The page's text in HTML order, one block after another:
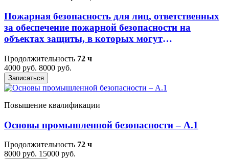
Пожарная безопасность для лиц, ответственных
за обеспечение пожарной безопасности на
объектах защиты, в которых могут
объектах защиты, отнесенных к категориям
повышенной взрывопожароопасности,
взрывопожароопасно
Продолжительность 72 ч
4000 руб. 8000 руб.
Записаться
Повышение квалификации
Основы промышленной безопасности – A.1
Продолжительность 72 ч
8000 руб. 15000 руб.